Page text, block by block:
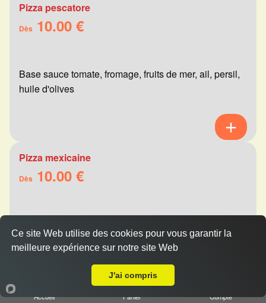
Pizza pescatore
Dès 10.00 €
Base sauce tomate, fromage, fruits de mer, ail, persil,
huile d'olives
Pizza mexicaine
Dès 10.00 €
merguez, champignons, poivrons
Accueil Panier Compte
Ce site Web utilise des cookies pour vous garantir la
meilleure expérience sur notre site Web
J'ai compris